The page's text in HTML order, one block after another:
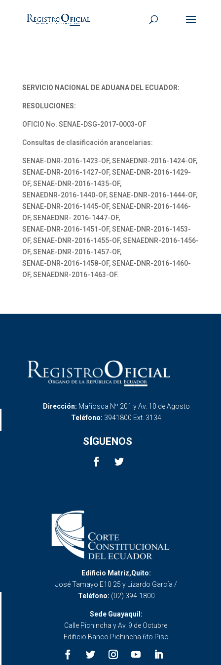
SERVICIO NACIONAL DE ADUANA DEL ECUADOR:
RESOLUCIONES:
OFICIO No. SENAE-DSG-2017-0003-OF
Consultas de clasificación arancelarias:
SENAE-DNR-2016-1423-OF, SENAEDNR-2016-1424-OF,
SENAE-DNR-2016-1427-OF, SENAE-DNR-2016-1429-
OF, SENAE-DNR-2016-1435-OF,
SENAEDNR-2016-1440-OF, SENAE-DNR-2016-1444-OF,
SENAE-DNR-2016-1445-OF, SENAE-DNR-2016-1446-
OF, SENAEDNR- 2016-1447-OF,
SENAE-DNR-2016-1451-OF, SENAE-DNR-2016-1453-
OF, SENAE-DNR-2016-1455-OF, SENAEDNR-2016-1456-
OF, SENAE-DNR-2016-1457-OF,
SENAE-DNR-2016-1458-OF, SENAE-DNR-2016-1460-
OF, SENAEDNR-2016-1463-OF.
Dirección: Mañosca Nº 201 y Av. 10 de Agosto
Teléfono: 3941800 Ext. 3134
SÍGUENOS
Edificio Matriz,Quito:
José Tamayo E10 25 y Lizardo García /
Teléfono: (02) 394-1800
Sede Guayaquil:
Calle Pichincha y Av. 9 de Octubre.
Edificio Banco Pichincha 6to Piso